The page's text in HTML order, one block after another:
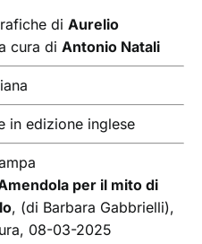
diAurelio
cura diAntonio Natali
in edizione inglese
per il mito di
, (di Barbara Gabbrielli),
08-03-2025